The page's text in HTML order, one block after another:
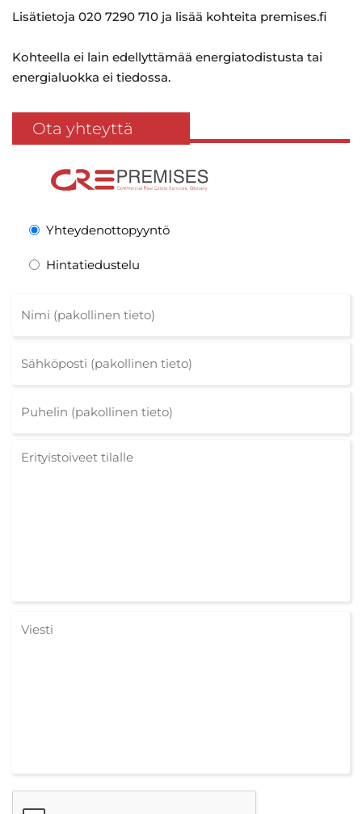
Lisätietoja 020 7290 710 ja lisää kohteita premises.fi
Kohteella ei lain edellyttämää energiatodistusta tai
energialuokka ei tiedossa.
Ota yhteyttä
Yhteydenottopyyntö
Hintatiedustelu